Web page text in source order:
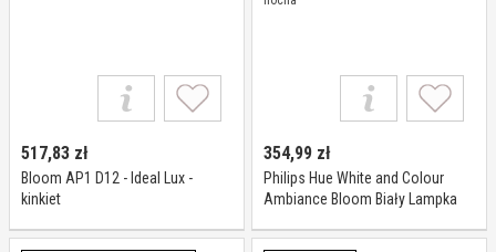
517,83 zł
Bloom AP1 D12 - Ideal Lux -
kinkiet
354,99 zł
Philips Hue White and Colour
Ambiance Bloom Biały Lampka